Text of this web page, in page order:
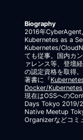
Biography
2016年
Kubernetes as a
Kubernetes/
ても従事。国内カ
ァレンス等、登壇
の認定資格を取得。
著書に『
Docker/Kubernetes
現在はOSSへの
Days Tokyo 2019/
Native Meetup
Organizerなどコミ